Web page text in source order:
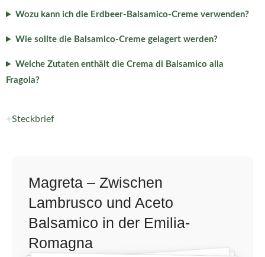
Wozu kann ich die Erdbeer-Balsamico-Creme verwenden?
Wie sollte die Balsamico-Creme gelagert werden?
Welche Zutaten enthält die Crema di Balsamico alla
Fragola?
Steckbrief
Magreta – Zwischen
Lambrusco und Aceto
Balsamico in der Emilia-
Romagna